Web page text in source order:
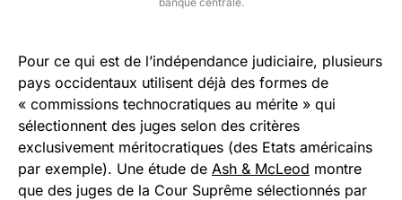
Pour ce qui est de l’indépendance judiciaire, plusieurs
pays occidentaux utilisent déjà des formes de
« commissions technocratiques au mérite » qui
sélectionnent des juges selon des critères
exclusivement méritocratiques (des Etats américains
par exemple). Une étude de Ash & McLeod montre
que des juges de la Cour Suprême sélectionnés par